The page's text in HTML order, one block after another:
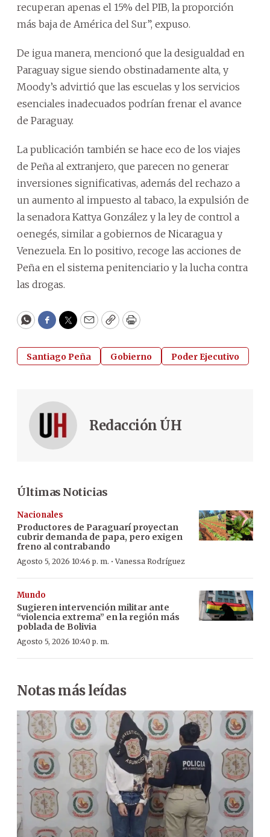
recuperan apenas el 15% del PIB, la proporción
más baja de América del Sur”, expuso.
De igua manera, mencionó que la desigualdad en
Paraguay sigue siendo obstinadamente alta, y
Moody’s advirtió que las escuelas y los servicios
esenciales inadecuados podrían frenar el avance
de Paraguay.
La publicación también se hace eco de los viajes
de Peña al extranjero, que parecen no generar
inversiones significativas, además del rechazo a
un aumento al impuesto al tabaco, la expulsión de
la senadora Kattya González y la ley de control a
oenegés, similar a gobiernos de Nicaragua y
Venezuela. En lo positivo, recoge las acciones de
Peña en el sistema penitenciario y la lucha contra
las drogas.
WhatsApp
Facebook
Twitter
EmailCopyPrint
Santiago Peña Gobierno Poder Ejecutivo
Redacción ÚH
Últimas Noticias
Nacionales
Productores de Paraguarí proyectan
cubrir demanda de papa, pero exigen
freno al contrabando
Agosto 5, 2026 10:46 p. m. ·Vanessa Rodríguez
Mundo
Sugieren intervención militar ante
“violencia extrema” en la región más
poblada de Bolivia
Agosto 5, 2026 10:40 p. m.
Notas más leídas